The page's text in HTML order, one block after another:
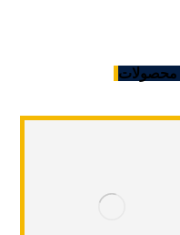
محصولات